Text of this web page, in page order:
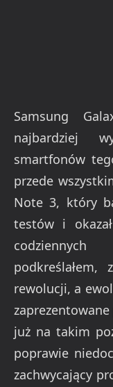
Samsung
najbardziej
smartfonów
przede
Note 3, który
testów i
rewolucji, a
już na takim
poprawie
zachwycający